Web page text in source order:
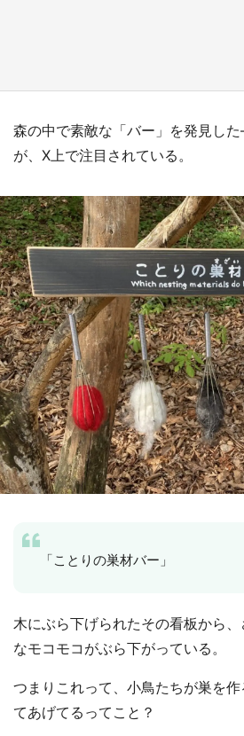
森の中で素敵な「バー」を発見し
が、X上で注目されている。
「ことりの巣材バー」
木にぶら下げられたその看板から
なモコモコがぶら下がっている。
つまりこれって、小鳥たちが巣を
てあげてるってこと？